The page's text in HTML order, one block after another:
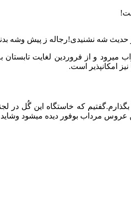
حدیث شه نشنیدی!رجاله ز پیش وشه
و از فروردین لغایت تابستان
امکانپذیر است.
که خاستگاه این گُل در
عروس مرداب بوفور دیده میشود